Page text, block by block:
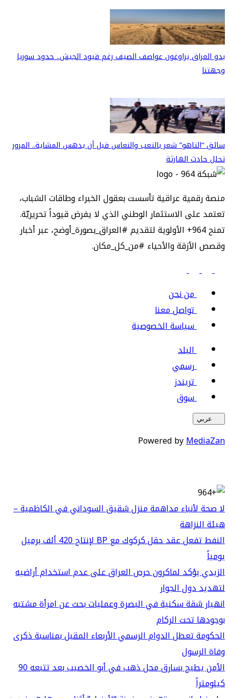
بدو العراق يراوغون عواصف الصيف رغم قيود الجيش.. حدود سوريا
وجهتنا
سائق “التاهو” شعر بالتعب والنعاس قبل أن يدهس المشاية.. المرور
تحلل حادث الهارثة
منصة رقمية عراقية تأسست بعقول الخبراء وطاقات الشباب،
تعتمد على الاستثمار الوطني الذي لا يفرض قيوداً تحريريّة.
تمنح 964+ الأولوية لتقديم #العراق_بصورة_أوضح، عبر أخبار
وقصص الأزقة والأحياء #من_كل_مكان.
من نحن
تواصل معنا
سياسة الخصوصية
البلد
رسمي
تريندز
سوق
عربي
Powered byMediaZan
لا صحة لأنباء مداهمة منزل شقيق السوداني في الكاظمية –
هيئة النزاهة
النفط تفعل عقد حقل كركوك مع BP لإنتاج 420 ألف برميل
يومياً
الزيدي يؤكد لماكرون حرص العراق على عدم استخدام أراضيه
لتهديد دول الجوار
انهيار شقة سكنية في البصرة وعمليات بحث عن امرأة مشتبه
بوجودها تحت الركام
الحكومة تعطل الدوام الرسمي الأربعاء المقبل بمناسبة ذكرى
وفاة الرسول
الأمن يطيح بسارق محل ذهب في أبو الخصيب بعد تتبعه 90
كيلومتراً